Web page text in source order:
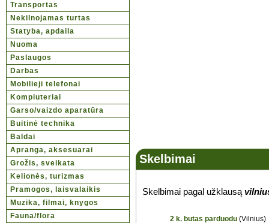
Transportas
Nekilnojamas turtas
Statyba, apdaila
Nuoma
Paslaugos
Darbas
Mobilieji telefonai
Kompiuteriai
Garso/vaizdo aparatūra
Buitinė technika
Baldai
Apranga, aksesuarai
Grožis, sveikata
Kelionės, turizmas
Pramogos, laisvalaikis
Muzika, filmai, knygos
Fauna/flora
Skelbimai
Skelbimai pagal užklausą
2 k. butas parduodu (Vilnius)